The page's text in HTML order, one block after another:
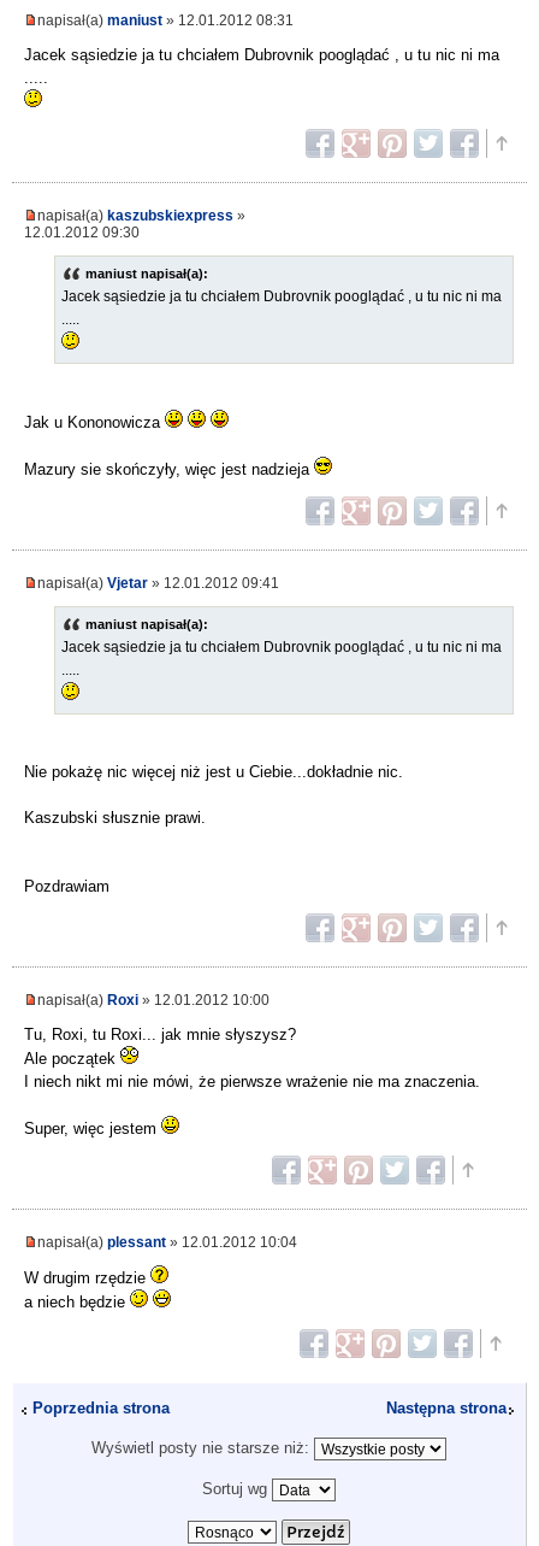
napisał(a) maniust » 12.01.2012 08:31
Jacek sąsiedzie ja tu chciałem Dubrovnik pooglądać , u tu nic ni ma
napisał(a) kaszubskiexpress »
12.01.2012 09:30
maniust napisał(a):
Jacek sąsiedzie ja tu chciałem Dubrovnik pooglądać , u tu nic ni ma
.....
Jak u Kononowicza
Mazury sie skończyły, więc jest nadzieja
napisał(a) Vjetar » 12.01.2012 09:41
maniust napisał(a):
Jacek sąsiedzie ja tu chciałem Dubrovnik pooglądać , u tu nic ni ma
.....
Nie pokażę nic więcej niż jest u Ciebie...dokładnie nic.
Kaszubski słusznie prawi.
Pozdrawiam
napisał(a) Roxi » 12.01.2012 10:00
Tu, Roxi, tu Roxi... jak mnie słyszysz?
Ale początek
I niech nikt mi nie mówi, że pierwsze wrażenie nie ma znaczenia.
Super, więc jestem
napisał(a) plessant » 12.01.2012 10:04
W drugim rzędzie
a niech będzie
Poprzednia strona Następna strona
Wyświetl posty nie starsze niż:
Sortuj wg